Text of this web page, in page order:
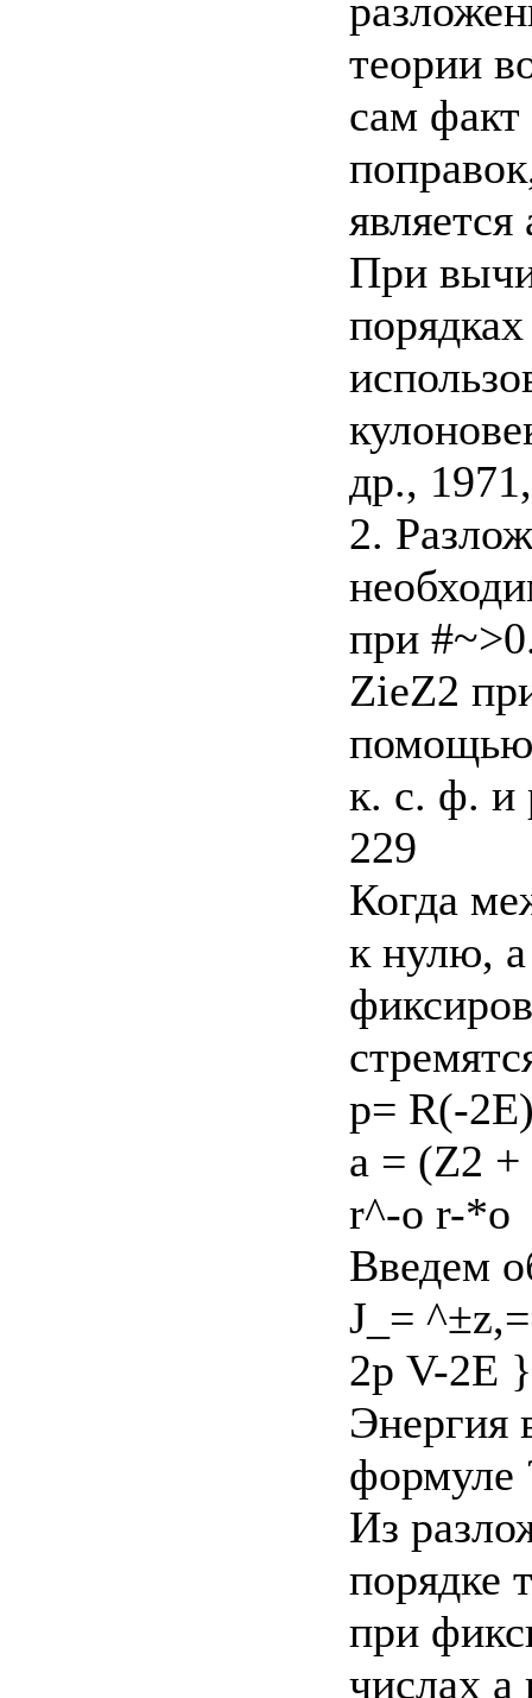
теории
сам
При
др.,
2.
при
ZieZ2
помощью
к. с. ф. и
229
Когда
к нулю,
р= R(-
a = (Z2
r^-o r-*o
Введем
J_=
2р V-2E
Энергия
формуле
Из
порядке
при
числах